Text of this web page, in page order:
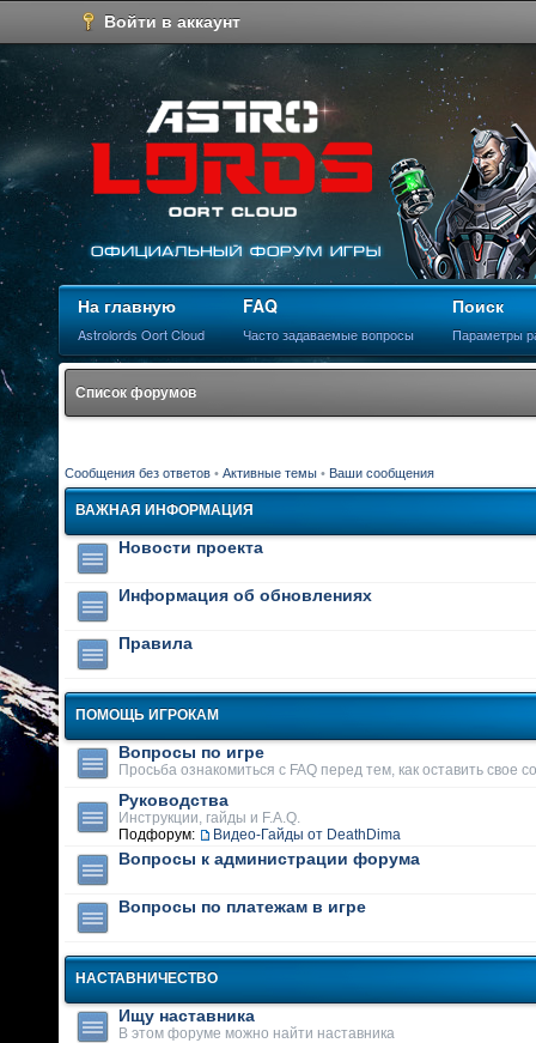
Войти в аккаунт
На главную
Astrolords Oort Cloud
FAQ
Часто задаваемые вопросы
Поиск
Параметры
Список форумов
Сообщения без ответов • Активные темы • Ваши сообщения
ВАЖНАЯ ИНФОРМАЦИЯ
Новости проекта
Информация об обновлениях
Правила
ПОМОЩЬ ИГРОКАМ
Вопросы по игре
Просьба ознакомиться с FAQ перед тем, как оставить свое
Руководства
Инструкции, гайды и F.A.Q.
Подфорум:
Видео-Гайды от DeathDima
Вопросы к администрации форума
Вопросы по платежам в игре
НАСТАВНИЧЕСТВО
Ищу наставника
В этом форуме можно найти наставника